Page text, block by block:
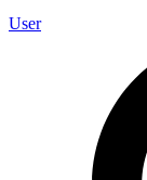
User